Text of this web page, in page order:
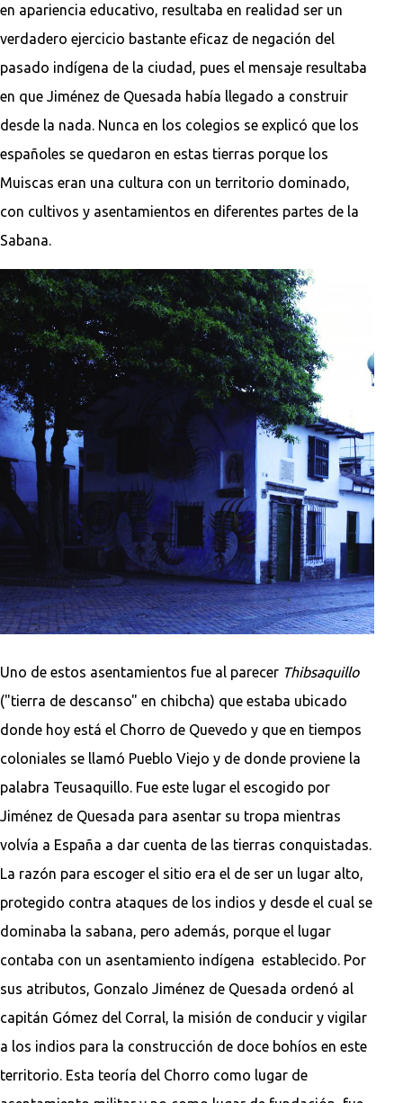
en apariencia educativo, resultaba en realidad ser un
verdadero ejercicio bastante eficaz de negación del
pasado indígena de la ciudad, pues el mensaje resultaba
en que Jiménez de Quesada había llegado a construir
desde la nada. Nunca en los colegios se explicó que los
españoles se quedaron en estas tierras porque los
Muiscas eran una cultura con un territorio dominado,
con cultivos y asentamientos en diferentes partes de la
Sabana.
Uno de estos asentamientos fue al parecer Thibsaquillo
("tierra de descanso" en chibcha) que estaba ubicado
donde hoy está el Chorro de Quevedo y que en tiempos
coloniales se llamó Pueblo Viejo y de donde proviene la
palabra Teusaquillo. Fue este lugar el escogido por
Jiménez de Quesada para asentar su tropa mientras
volvía a España a dar cuenta de las tierras conquistadas.
La razón para escoger el sitio era el de ser un lugar alto,
protegido contra ataques de los indios y desde el cual se
dominaba la sabana, pero además, porque el lugar
contaba con un asentamiento indígena establecido. Por
sus atributos, Gonzalo Jiménez de Quesada ordenó al
capitán Gómez del Corral, la misión de conducir y vigilar
a los indios para la construcción de doce bohíos en este
territorio. Esta teoría del Chorro como lugar de